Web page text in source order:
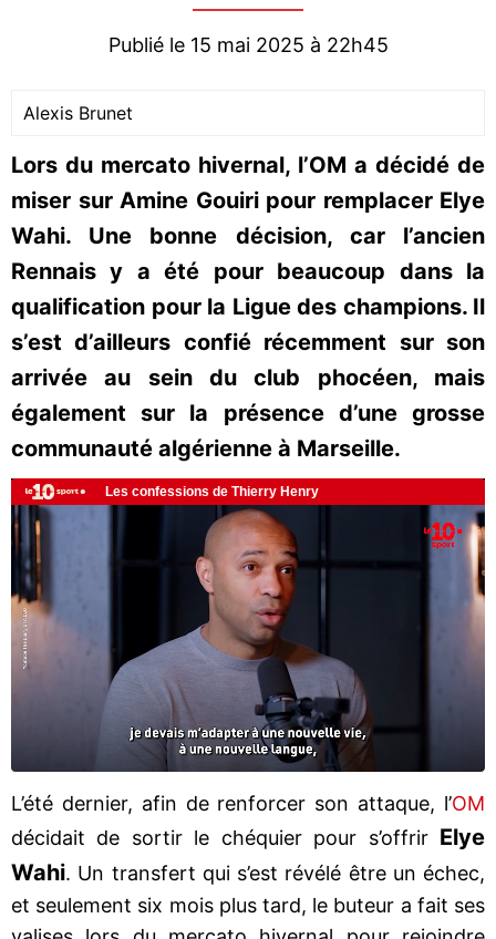
Publié le 15 mai 2025 à 22h45
Alexis Brunet
Lors du mercato hivernal, l’OM a décidé de
miser sur Amine Gouiri pour remplacer Elye
Wahi. Une bonne décision, car l’ancien
Rennais y a été pour beaucoup dans la
qualification pour la Ligue des champions. Il
s’est d’ailleurs confié récemment sur son
arrivée au sein du club phocéen, mais
également sur la présence d’une grosse
communauté algérienne à Marseille.
L’été dernier, afin de renforcer son attaque, l’OM
décidait de sortir le chéquier pour s’offrirElye
Wahi. Un transfert qui s’est révélé être un échec,
et seulement six mois plus tard, le buteur a fait ses